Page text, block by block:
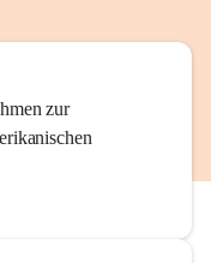
zur